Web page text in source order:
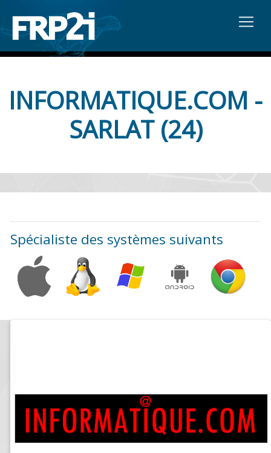
INFORMATIQUE.COM -
SARLAT (24)
Spécialiste des systèmes suivants